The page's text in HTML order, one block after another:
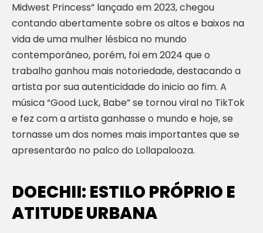
Midwest Princess” lançado em 2023, chegou
contando abertamente sobre os altos e baixos na
vida de uma mulher lésbica no mundo
contemporâneo, porém, foi em 2024 que o
trabalho ganhou mais notoriedade, destacando a
artista por sua autenticidade do inicio ao fim. A
música “Good Luck, Babe” se tornou viral no TikTok
e fez com a artista ganhasse o mundo e hoje, se
tornasse um dos nomes mais importantes que se
apresentarão no palco do Lollapalooza.
DOECHII: ESTILO PRÓPRIO E
ATITUDE URBANA